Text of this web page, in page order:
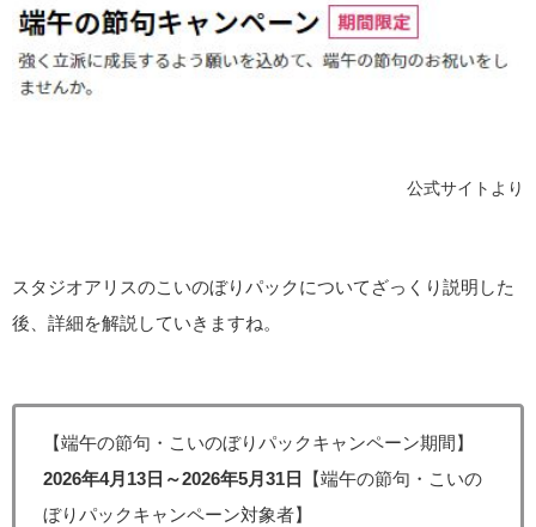
公式サイトより
スタジオアリスのこいのぼりパックについてざっくり説明した
後、詳細を解説していきますね。
【端午の節句・こいのぼりパックキャンペーン期間】
2026年4月13日～2026年5月31日
【端午の節句・こいの
ぼりパックキャンペーン対象者】